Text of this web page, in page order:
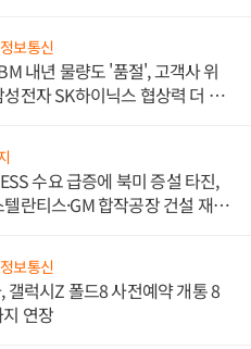
보통신
내년 물량도 '품절', 고객사 위
전자 SK하이닉스 협상력 더 키
수요 급증에 북미 증설 타진,
란티스·GM 합작공장 건설 재추
보통신
갤럭시Z 폴드8 사전예약 개통 8
연장